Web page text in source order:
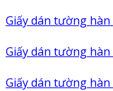
Giấy dán tường hàn
Giấy dán tường hàn
Giấy dán tường hàn